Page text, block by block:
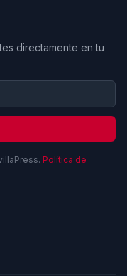
directamente en tu
Política de